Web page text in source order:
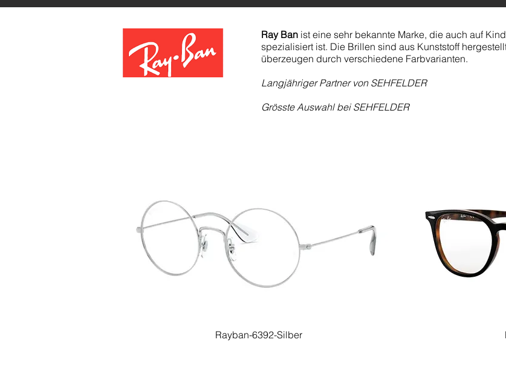
Ray Ban ist eine sehr bekannte Marke, die auch auf
spezialisiert ist. Die Brillen sind aus Kunststoff
überzeugen durch verschiedene Farbvarianten.
Langjähriger Partner von SEHFELDER
Grösste Auswahl beiSEHFELDER
Rayban-6392-Silber